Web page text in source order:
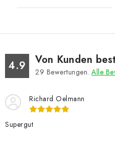
4.9 Von Kunden
29 Bewertungen. Alle
Richard Oelmann
Supergut